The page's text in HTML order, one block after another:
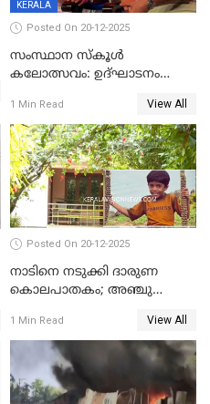
KERALA
Posted On 20-12-2025
സംസ്ഥാന സ്കൂൾ
കലോത്സവം: ഉദ്ഘാടനം
മുഖ്യാതിഥിയായി
മോഹൻലാൽ
1 Min Read View All
Posted On 20-12-2025
നാടിനെ നടുക്കി ദാരുണ
കൊലപാതകം; അഞ്ചു
കഴുത്തുഞെരിച്ച് കൊന്നു
1 Min Read View All